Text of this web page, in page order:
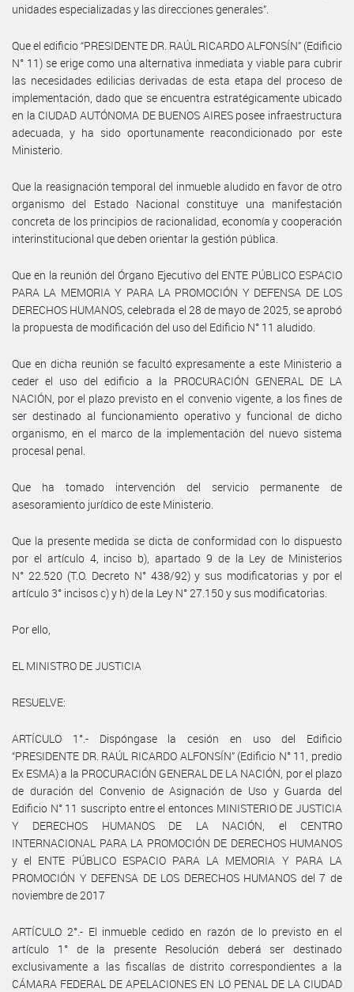
unidades especializadas y las direcciones generales”.
Que el edificio “PRESIDENTE DR. RAÚL RICARDO ALFONSÍN” (Edificio
N° 11) se erige como una alternativa inmediata y viable para cubrir
las necesidades edilicias derivadas de esta etapa del proceso de
implementación, dado que se encuentra estratégicamente ubicado
en la CIUDAD AUTÓNOMA DE BUENOS AIRES posee infraestructura
adecuada, y ha sido oportunamente reacondicionado por este
Ministerio.
Que la reasignación temporal del inmueble aludido en favor de otro
organismo del Estado Nacional constituye una manifestación
concreta de los principios de racionalidad, economía y cooperación
interinstitucional que deben orientar la gestión pública.
Que en la reunión del Órgano Ejecutivo del ENTE PÚBLICO ESPACIO
PARA LA MEMORIA Y PARA LA PROMOCIÓN Y DEFENSA DE LOS
DERECHOS HUMANOS, celebrada el 28 de mayo de 2025, se aprobó
la propuesta de modificación del uso del Edificio N° 11 aludido.
Que en dicha reunión se facultó expresamente a este Ministerio a
ceder el uso del edificio a la PROCURACIÓN GENERAL DE LA
NACIÓN, por el plazo previsto en el convenio vigente, a los fines de
ser destinado al funcionamiento operativo y funcional de dicho
organismo, en el marco de la implementación del nuevo sistema
procesal penal.
Que ha tomado intervención del servicio permanente de
asesoramiento jurídico de este Ministerio.
Que la presente medida se dicta de conformidad con lo dispuesto
por el artículo 4, inciso b), apartado 9 de la Ley de Ministerios
N° 22.520 (T.O. Decreto N° 438/92) y sus modificatorias y por el
artículo 3° incisos c) y h) de la Ley N° 27.150 y sus modificatorias.
Por ello,
EL MINISTRO DE JUSTICIA
RESUELVE:
ARTÍCULO 1°.- Dispóngase la cesión en uso del Edificio
“PRESIDENTE DR. RAÚL RICARDO ALFONSÍN” (Edificio N° 11, predio
Ex ESMA) a la PROCURACIÓN GENERAL DE LA NACIÓN, por el plazo
de duración del Convenio de Asignación de Uso y Guarda del
Edificio N° 11 suscripto entre el entonces MINISTERIO DE JUSTICIA
Y DERECHOS HUMANOS DE LA NACIÓN, el CENTRO
INTERNACIONAL PARA LA PROMOCIÓN DE DERECHOS HUMANOS
y el ENTE PÚBLICO ESPACIO PARA LA MEMORIA Y PARA LA
PROMOCIÓN Y DEFENSA DE LOS DERECHOS HUMANOS del 7 de
noviembre de 2017
ARTÍCULO 2°.- El inmueble cedido en razón de lo previsto en el
artículo 1° de la presente Resolución deberá ser destinado
exclusivamente a las fiscalías de distrito correspondientes a la
CÁMARA FEDERAL DE APELACIONES EN LO PENAL DE LA CIUDAD